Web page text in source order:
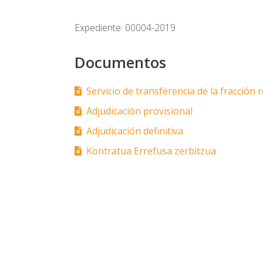
Expediente: 00004-2019
Documentos
Servicio de transferencia de la fracción
Adjudicación provisional
Adjudicación definitiva
Kontratua Errefusa zerbitzua